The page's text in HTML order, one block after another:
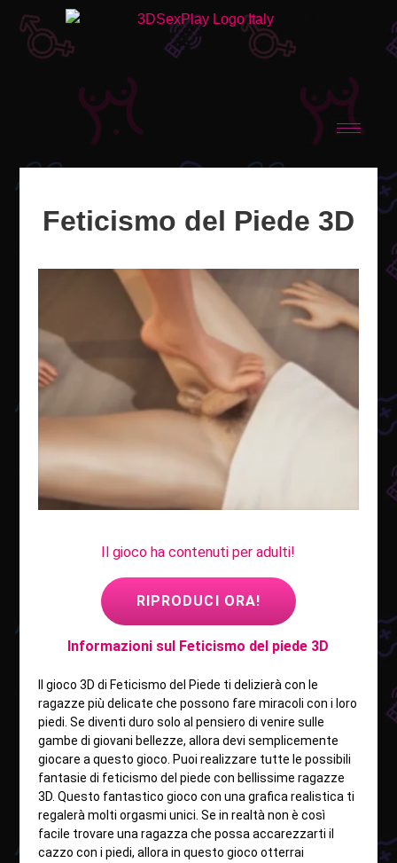
Feticismo del Piede 3D
Il gioco ha contenuti per adulti!
RIPRODUCI ORA!
Informazioni sul Feticismo del piede 3D
Il gioco 3D di Feticismo del Piede ti delizierà con le
ragazze più delicate che possono fare miracoli con i loro
piedi. Se diventi duro solo al pensiero di venire sulle
gambe di giovani bellezze, allora devi semplicemente
giocare a questo gioco. Puoi realizzare tutte le possibili
fantasie di feticismo del piede con bellissime ragazze
3D. Questo fantastico gioco con una grafica realistica ti
regalerà molti orgasmi unici. Se in realtà non è così
facile trovare una ragazza che possa accarezzarti il ​​
cazzo con i piedi, allora in questo gioco otterrai